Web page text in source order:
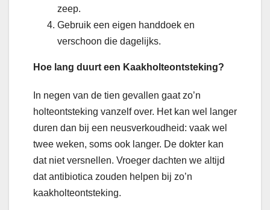
zeep.
Gebruik een eigen handdoek en
verschoon die dagelijks.
Hoe lang duurt een Kaakholteontsteking?
In negen van de tien gevallen gaat zo’n
holteontsteking vanzelf over. Het kan wel langer
duren dan bij een neusverkoudheid: vaak wel
twee weken, soms ook langer. De dokter kan
dat niet versnellen. Vroeger dachten we altijd
dat antibiotica zouden helpen bij zo’n
kaakholteontsteking.